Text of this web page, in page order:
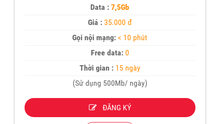
Data : 7,5Gb
Giá :35.000 đ
Gọi nội mạng: < 10 phút
Free data: 0
Thời gian :15 ngày
(Sử dụng 500Mb/ ngày)
ĐĂNG KÝ